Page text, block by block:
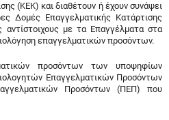
(ΚΕΚ) και διαθέτουν ή έχουν συνάψει
Δομές Επαγγελματικής Κατάρτισης
αντίστοιχους με τα Επαγγέλματα στα
επαγγελματικών προσόντων.
προσόντων των υποψηφίων
Επαγγελματικών Προσόντων
Προσόντων (ΠΕΠ) που